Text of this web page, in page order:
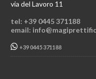
via del Lavoro 11
tel: +39 0445 371188
email:
+39 0445 371188